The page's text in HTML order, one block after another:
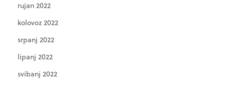
rujan 2022
kolovoz 2022
srpanj 2022
lipanj 2022
svibanj 2022